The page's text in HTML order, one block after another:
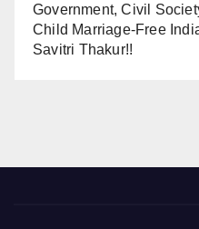
Government, Civil
Child Marriage-Free
Savitri Thakur!!